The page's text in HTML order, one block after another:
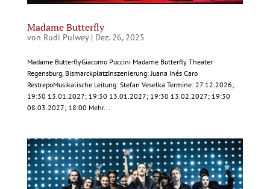
Madame Butterfly
von Rudi Pulwey| Dez. 26, 2025
Madame ButterflyGiacomo Puccini Madame Butterfly Theater
Regensburg, BismarckplatzInszenierung: Juana Inés Caro
RestrepoMusikalische Leitung: Stefan Veselka Termine: 27.12.2026;
19:30 13.01.2027; 19:30 13.01.2027; 19:30 13.02.2027; 19:30
08.03.2027; 18:00 Mehr...